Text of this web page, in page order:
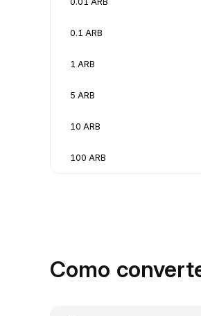
0.1 ARB
1 ARB
5 ARB
10 ARB
100 ARB
Como